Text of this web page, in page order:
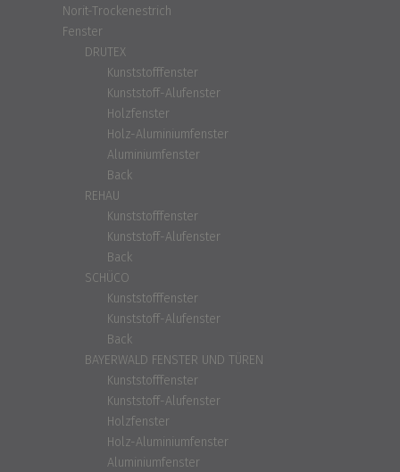
Norit-Trockenestrich
Fenster
DRUTEX
Kunststofffenster
Kunststoff-Alufenster
Holzfenster
Holz-Aluminiumfenster
Aluminiumfenster
Back
REHAU
Kunststofffenster
Kunststoff-Alufenster
Back
SCHÜCO
Kunststofffenster
Kunststoff-Alufenster
Back
BAYERWALD FENSTER UND TÜREN
Kunststofffenster
Kunststoff-Alufenster
Holzfenster
Holz-Aluminiumfenster
Aluminiumfenster